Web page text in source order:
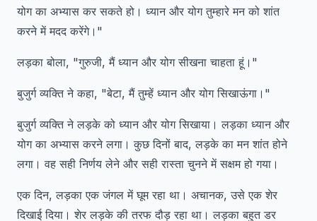
योग का अभ्यास कर सकते हो। ध्यान और योग तुम्हारे मन को शांत
करने में मदद करेंगे।"
लड़का बोला, "गुरुजी, मैं ध्यान और योग सीखना चाहता हूं।"
बुजुर्ग व्यक्ति ने कहा, "बेटा, मैं तुम्हें ध्यान और योग सिखाऊंगा।"
बुजुर्ग व्यक्ति ने लड़के को ध्यान और योग सिखाया। लड़का ध्यान और
योग का अभ्यास करने लगा। कुछ दिनों बाद, लड़के का मन शांत होने
लगा। वह सही निर्णय लेने और सही रास्ता चुनने में सक्षम हो गया।
एक दिन, लड़का एक जंगल में घूम रहा था। अचानक, उसे एक शेर
दिखाई दिया। शेर लड़के की तरफ दौड़ रहा था। लड़का बहुत डर